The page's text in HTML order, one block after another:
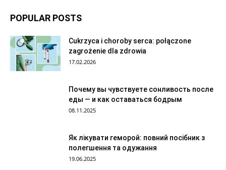
POPULAR POSTS
Cukrzyca i choroby serca: połączone
zagrożenie dla zdrowia
17.02.2026
Почему вы чувствуете сонливость после
еды — и как оставаться бодрым
08.11.2025
Як лікувати геморой: повний посібник з
полегшення та одужання
19.06.2025